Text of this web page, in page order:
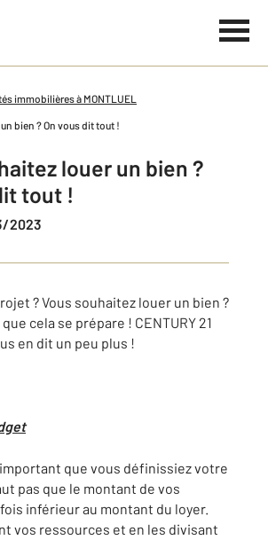
immobilières à MONTLUEL
bien ? On vous dit tout !
louer un bien ?
tout !
2023
? Vous souhaitez louer un bien ?
cela se prépare ! CENTURY 21
en dit un peu plus !
que vous définissiez votre
pas que le montant de vos
inférieur au montant du loyer.
vos ressources et en les divisant